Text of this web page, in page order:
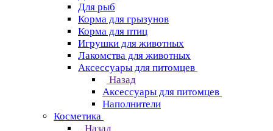
Для рыб
Корма для грызунов
Корма для птиц
Игрушки для животных
Лакомства для животных
Аксессуары для питомцев
Назад
Аксессуары для питомцев
Наполнители
Косметика
Назад